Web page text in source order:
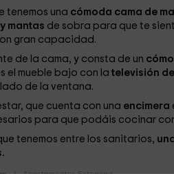
tenemos una cómoda cama de
mantas de sobra para que te
gran capacidad.
de la cama, y consta de un
el mueble bajo con la televisión
de la ventana.
que cuenta con una encimera
para que podáis cocinar
tenemos entre los sanitarios,